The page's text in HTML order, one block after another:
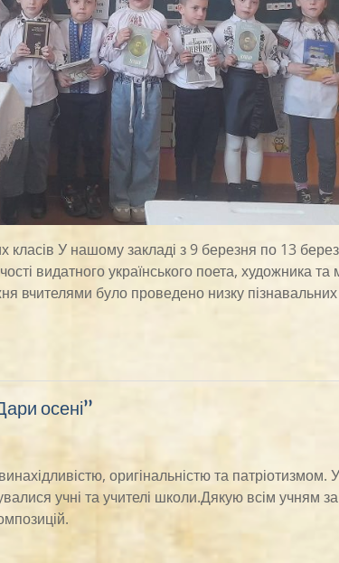
класів У нашому закладі з 9 березня по 13
видатного українського поета, художника
вчителями було проведено низку пізнавальних
осені”
оригінальністю та
учні та учителі школи.Дякую всім учням за